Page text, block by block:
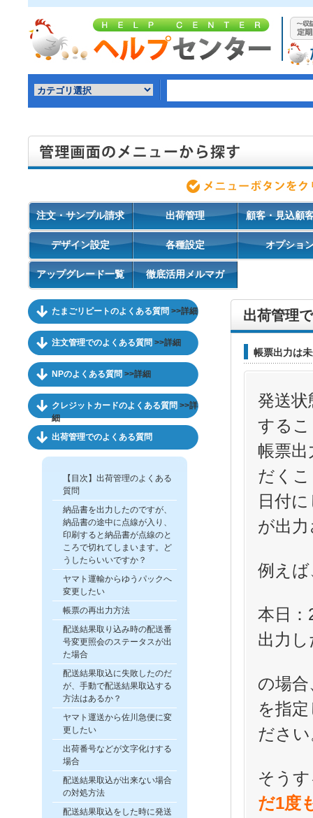
注文・サンプル請求 出荷管理 顧客・見込顧
デザイン設定 各種設定 オプショ
アップグレード一覧 徹底活用メルマガ
たまごリピートのよくある質問 >>詳細
注文管理でのよくある質問 >>詳細
NPのよくある質問 >>詳細
クレジットカードのよくある質問 >>詳
細
出荷管理でのよくある質問
【目次】出荷管理のよくある
質問
納品書を出力したのですが、
納品書の途中に点線が入り、
印刷すると納品書が点線のと
ころで切れてしまいます。ど
うしたらいいですか？
ヤマト運輸からゆうパックへ
変更したい
帳票の再出力方法
配送結果取り込み時の配送番
号変更照会のステータスが出
た場合
配送結果取込に失敗したのだ
が、手動で配送結果取込する
方法はあるか？
ヤマト運送から佐川急便に変
更したい
出荷番号などが文字化けする
場合
配送結果取込が出来ない場合
の対処方法
配送結果取込をした時に発送
出荷管理
帳票出力は
発送
する
帳票
だく
日付
が出
例えば
本日：
出力
の場
を指
ださ
そう
だ1度